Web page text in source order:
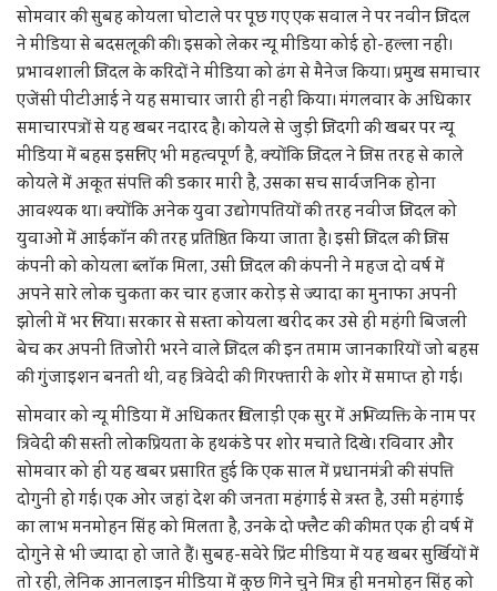
सोमवार की सुबह कोयला घोटाले पर पूछ गए एक सवाल ने पर नवीन जिंदल
ने मीडिया से बदसलूकी की। इसको लेकर न्यू मीडिया कोई हो-हल्ला नहीं।
प्रभावशाली जिंदल के करिदों ने मीडिया को ढंग से मैनेज किया। प्रमुख समाचार
एजेंसी पीटीआई ने यह समाचार जारी ही नहीं किया। मंगलवार के अधिकार
समाचारपत्रों से यह खबर नदारद है। कोयले से जुड़ी जिंदगी की खबर पर न्यू
मीडिया में बहस इसलिए भी महत्वपूर्ण है, क्योंकि जिंदल ने जिस तरह से काले
कोयले में अकूत संपत्ति की डकार मारी है, उसका सच सार्वजनिक होना
आवश्यक था। क्योंकि अनेक युवा उद्योगपतियों की तरह नवीज जिंदल को
युवाओं में आईकॉन की तरह प्रतिष्ठित किया जाता है। इसी जिंदल की जिस
कंपनी को कोयला ब्लॉक मिला, उसी जिंदल की कंपनी ने महज दो वर्ष में
अपने सारे लोक चुकता कर चार हजार करोड़ से ज्यादा का मुनाफा अपनी
झोली में भर लिया। सरकार से सस्ता कोयला खरीद कर उसे ही महंगी बिजली
बेच कर अपनी तिजोरी भरने वाले जिंदल की इन तमाम जानकारियों जो बहस
की गुंजाइशन बनती थी, वह त्रिवेदी की गिरफ्तारी के शोर में समाप्त हो गई।
सोमवार को न्यू मीडिया में अधिकतर खिलाड़ी एक सुर में अभिव्यक्ति के नाम पर
त्रिवेदी की सस्ती लोकप्रियता के हथकंडे पर शोर मचाते दिखे। रविवार और
सोमवार को ही यह खबर प्रसारित हुई कि एक साल में प्रधानमंत्री की संपत्ति
दोगुनी हो गई। एक ओर जहां देश की जनता महंगाई से त्रस्त है, उसी महंगाई
का लाभ मनमोहन सिंह को मिलता है, उनके दो फ्लैट की कीमत एक ही वर्ष में
दोगुने से भी ज्यादा हो जाते हैं। सुबह-सवेरे प्रिंट मीडिया में यह खबर सुर्खियों में
तो रही, लेनिक आनलाइन मीडिया में कुछ गिने चुने मित्र ही मनमोहन सिंह को